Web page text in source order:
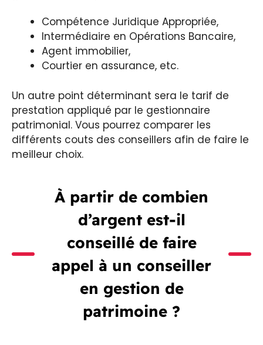
Compétence Juridique Appropriée,
Intermédiaire en Opérations Bancaire,
Agent immobilier,
Courtier en assurance, etc.
Un autre point déterminant sera le tarif de
prestation appliqué par le gestionnaire
patrimonial. Vous pourrez comparer les
différents couts des conseillers afin de faire le
meilleur choix.
À partir de combien
d’argent est-il
conseillé de faire
appel à un conseiller
en gestion de
patrimoine ?